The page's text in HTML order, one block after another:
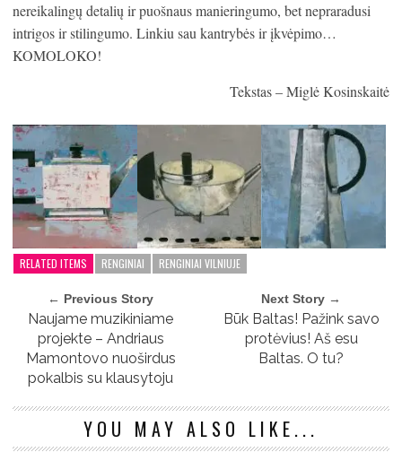
nereikalingų detalių ir puošnaus manieringumo, bet nepraradusi
intrigos ir stilingumo. Linkiu sau kantrybės ir įkvėpimo…
KOMOLOKO!
Tekstas – Miglė Kosinskaitė
RELATED ITEMS RENGINIAI RENGINIAI VILNIUJE
← Previous Story
Naujame muzikiniame
projekte – Andriaus
Mamontovo nuoširdus
pokalbis su klausytoju
Next Story →
Būk Baltas! Pažink savo
protėvius! Aš esu
Baltas. O tu?
YOU MAY ALSO LIKE...